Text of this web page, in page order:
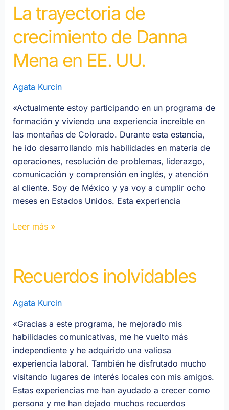
La trayectoria de
crecimiento de Danna
Mena en EE. UU.
Agata Kurcin
«Actualmente estoy participando en un programa de
formación y viviendo una experiencia increíble en
las montañas de Colorado. Durante esta estancia,
he ido desarrollando mis habilidades en materia de
operaciones, resolución de problemas, liderazgo,
comunicación y comprensión en inglés, y atención
al cliente. Soy de México y ya voy a cumplir ocho
meses en Estados Unidos. Esta experiencia
La
trayectoria
de
crecimiento
de
Mena
EE.
UU.
Leer más »
Recuerdos inolvidables
Agata Kurcin
«Gracias a este programa, he mejorado mis
habilidades comunicativas, me he vuelto más
independiente y he adquirido una valiosa
experiencia laboral. También he disfrutado mucho
visitando lugares de interés locales con mis amigos.
Estas experiencias me han ayudado a crecer como
persona y me han dejado muchos recuerdos
Recuerdos
inolvidables